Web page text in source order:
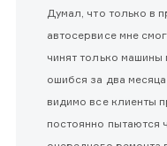
Думал, что только в
автосервисе мне
чинят только
ошибся за два
видимо все клиенты
постоянно пытаются